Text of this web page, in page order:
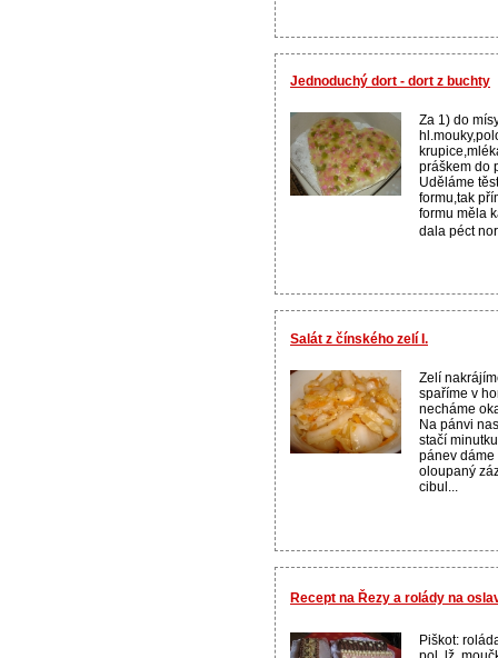
Jednoduchý dort - dort z buchty
Za 1) do
práškem do
Uděláme
formu,tak
formu měla
dala péct
Salát z čínského zelí I.
Zelí
spaříme v
necháme
Na pánvi
stačí
pánev dáme
oloupaný
cibul...
Recept na Řezy a rolády na
Piškot: